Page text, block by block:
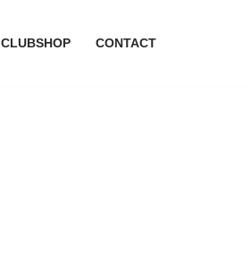
CLUBSHOP CONTACT